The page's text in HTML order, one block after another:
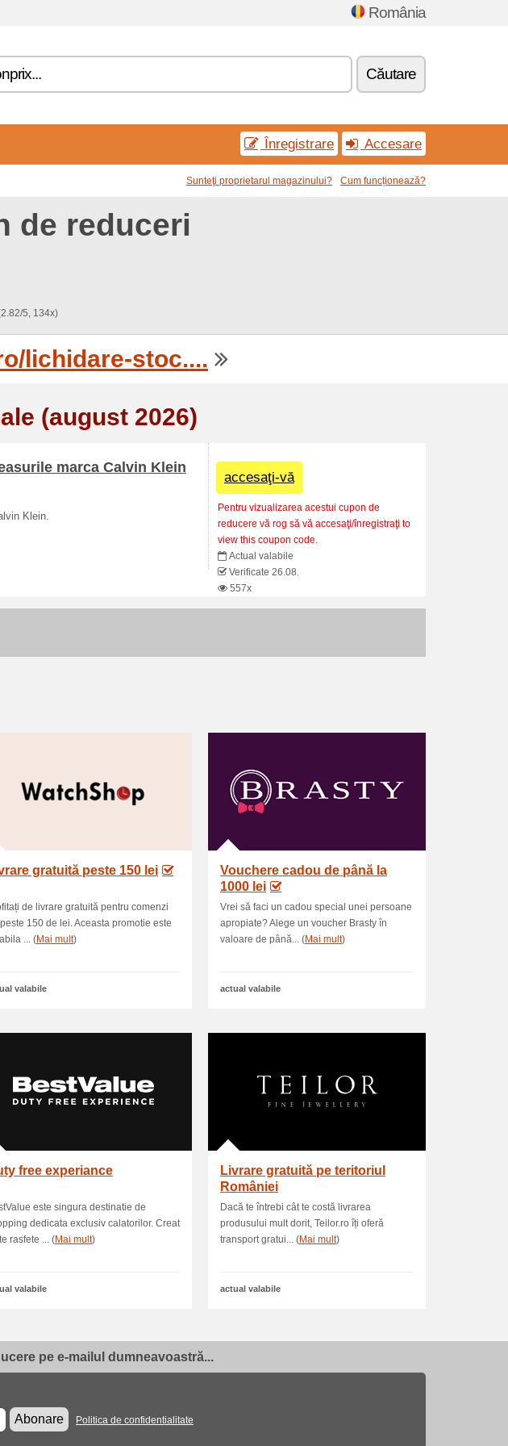
România
Căutare
Înregistrare Accesare
Sunteţi proprietarul magazinului? Cum funcționează?
de reduceri
5, 134x)
lichidare-stoc....
(august 2026)
marca Calvin Klein
Klein.
accesaţi-vă
Pentru vizualizarea acestui cupon de
reducere vă rog să vă accesaţi/înregistraţi to
view this coupon code.
Actual valabile
Verificate 26.08.
557x
gratuită peste 150 lei
de livrare gratuită pentru comenzi
150 de lei. Aceasta promotie este
... (Mai mult)
valabile
Vouchere cadou de până la
1000 lei
Vrei să faci un cadou special unei persoane
apropiate? Alege un voucher Brasty în
valoare de până... (Mai mult)
actual valabile
free experiance
este singura destinatie de
dedicata exclusiv calatorilor. Creat
rasfete ... (Mai mult)
valabile
Livrare gratuită pe teritoriul
României
Dacă te întrebi cât te costă livrarea
produsului mult dorit, Teilor.ro îți oferă
transport gratui... (Mai mult)
actual valabile
pe e-mailul dumneavoastră...
Abonare
Politica de confidentialitate